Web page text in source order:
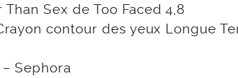
Sex de Too Faced 4,8
contour des yeux Longue
Sephora